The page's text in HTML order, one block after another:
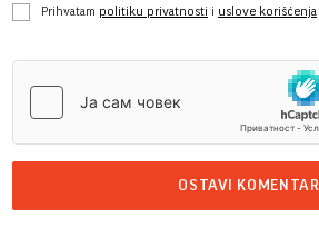
Prihvatam politiku privatnosti i uslove korišćenja
OSTAVI KOMENTAR